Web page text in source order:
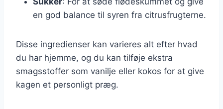
en god balance til syren fra citrusfrugterne.
Disse ingredienser kan varieres alt efter hvad
du har hjemme, og du kan tilføje ekstra
smagsstoffer som vanilje eller kokos for at give
kagen et personligt præg.